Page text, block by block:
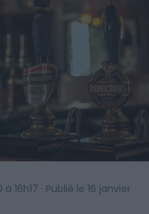
16h17 · Publié le 16 janvier